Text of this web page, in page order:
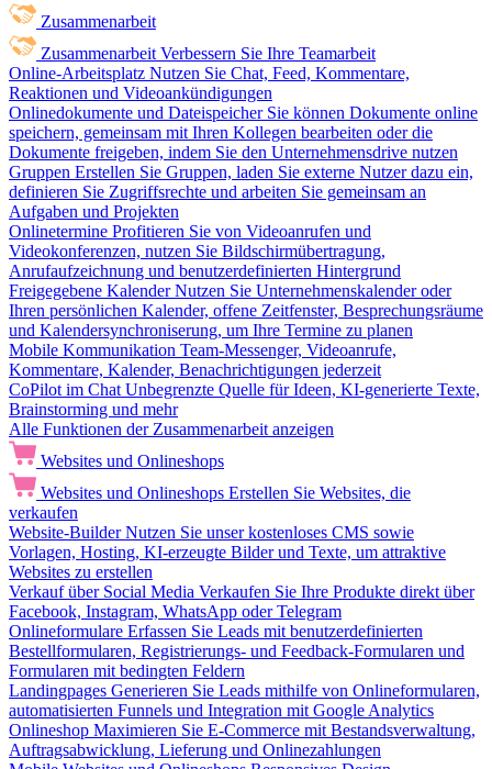
Zusammenarbeit
Zusammenarbeit Verbessern Sie Ihre Teamarbeit
Online-Arbeitsplatz Nutzen Sie Chat, Feed, Kommentare,
Reaktionen und Videoankündigungen
Onlinedokumente und Dateispeicher Sie können Dokumente online
speichern, gemeinsam mit Ihren Kollegen bearbeiten oder die
Dokumente freigeben, indem Sie den Unternehmensdrive nutzen
Gruppen Erstellen Sie Gruppen, laden Sie externe Nutzer dazu ein,
definieren Sie Zugriffsrechte und arbeiten Sie gemeinsam an
Aufgaben und Projekten
Onlinetermine Profitieren Sie von Videoanrufen und
Videokonferenzen, nutzen Sie Bildschirmübertragung,
Anrufaufzeichnung und benutzerdefinierten Hintergrund
Freigegebene Kalender Nutzen Sie Unternehmenskalender oder
Ihren persönlichen Kalender, offene Zeitfenster, Besprechungsräume
und Kalendersynchroniserung, um Ihre Termine zu planen
Mobile Kommunikation Team-Messenger, Videoanrufe,
Kommentare, Kalender, Benachrichtigungen jederzeit
CoPilot im Chat Unbegrenzte Quelle für Ideen, KI-generierte Texte,
Brainstorming und mehr
Alle Funktionen der Zusammenarbeit anzeigen
Websites und Onlineshops
Websites und Onlineshops Erstellen Sie Websites, die
verkaufen
Website-Builder Nutzen Sie unser kostenloses CMS sowie
Vorlagen, Hosting, KI-erzeugte Bilder und Texte, um attraktive
Websites zu erstellen
Verkauf über Social Media Verkaufen Sie Ihre Produkte direkt über
Facebook, Instagram, WhatsApp oder Telegram
Onlineformulare Erfassen Sie Leads mit benutzerdefinierten
Bestellformularen, Registrierungs- und Feedback-Formularen und
Formularen mit bedingten Feldern
Landingpages Generieren Sie Leads mithilfe von Onlineformularen,
automatisierten Funnels und Integration mit Google Analytics
Onlineshop Maximieren Sie E-Commerce mit Bestandsverwaltung,
Auftragsabwicklung, Lieferung und Onlinezahlungen